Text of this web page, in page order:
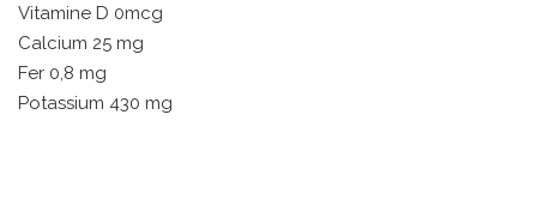
Vitamine D 0mcg
Calcium 25 mg
Fer 0,8 mg
Potassium 430 mg